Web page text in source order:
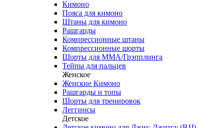
Кимоно
Пояса для кимоно
Штаны для кимоно
Рашгарды
Компрессионные штаны
Компрессионные шорты
Шорты для ММА/Грэпплинга
Тейпы для пальцев
Женское
Женские Кимоно
Рашгарды и топы
Шорты для тренировок
Леггинсы
Детское